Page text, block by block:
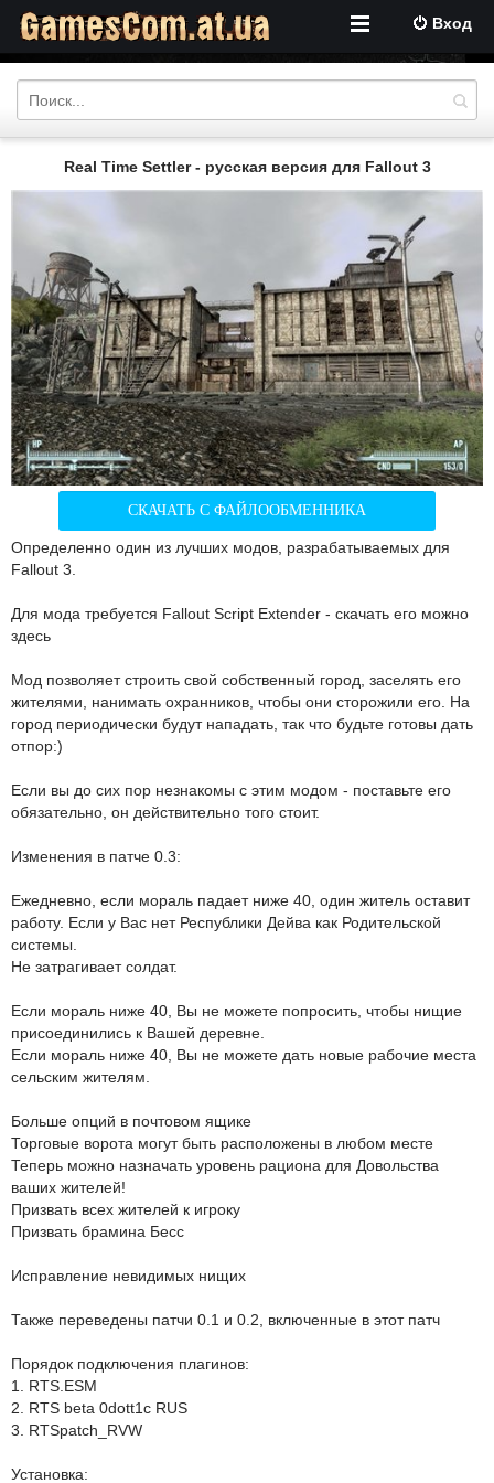
Вход
Real Time Settler - русская версия для Fallout 3
СКАЧАТЬ С ФАЙЛООБМЕННИКА
Определенно один из лучших модов, разрабатываемых для
Fallout 3.
Для мода требуется Fallout Script Extender - скачать его можно
здесь
Мод позволяет строить свой собственный город, заселять его
жителями, нанимать охранников, чтобы они сторожили его. На
город периодически будут нападать, так что будьте готовы дать
отпор:)
Если вы до сих пор незнакомы с этим модом - поставьте его
обязательно, он действительно того стоит.
Изменения в патче 0.3:
Ежедневно, если мораль падает ниже 40, один житель оставит
работу. Если у Вас нет Республики Дейва как Родительской
системы.
Не затрагивает солдат.
Если мораль ниже 40, Вы не можете попросить, чтобы нищие
присоединились к Вашей деревне.
Если мораль ниже 40, Вы не можете дать новые рабочие места
сельским жителям.
Больше опций в почтовом ящике
Торговые ворота могут быть расположены в любом месте
Теперь можно назначать уровень рациона для Довольства
ваших жителей!
Призвать всех жителей к игроку
Призвать брамина Бесс
Исправление невидимых нищих
Также переведены патчи 0.1 и 0.2, включенные в этот патч
Порядок подключения плагинов:
1. RTS.ESM
2. RTS beta 0dott1c RUS
3. RTSpatch_RVW
Установка: